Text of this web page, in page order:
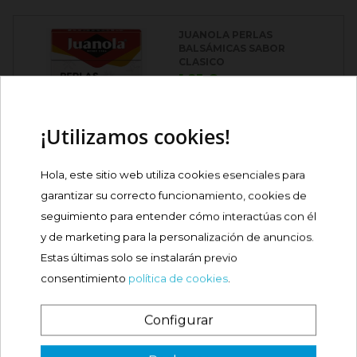
Precio
1,85 €
JUANOLA PROPOLIS SABOR
REGALIZ Y MIEL
Precio
5,19 €
JUANOLA PROPOLIS ALTEA
SABOR NARANJA
¿Es tu primera vez? ¡SORPRESA!
¡Utilizamos cookies!
Hola, este sitio web utiliza cookies esenciales para
garantizar su correcto funcionamiento, cookies de
seguimiento para entender cómo interactúas con él
y de marketing para la personalización de anuncios.
Estas últimas solo se instalarán previo
consentimiento política de cookies.
Configurar